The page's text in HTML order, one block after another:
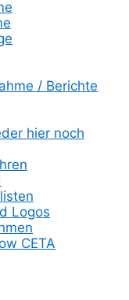
/ Berichte
hier noch
Logos
CETA